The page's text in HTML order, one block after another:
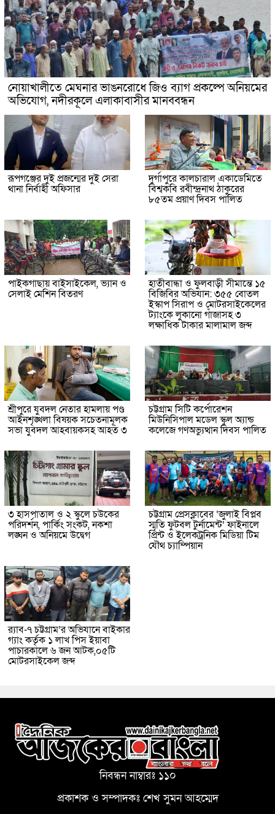
নোয়াখালীতে মেঘনার ভাঙনরোধে জিও ব্যাগ প্রকল্পে অনিয়মের
অভিযোগ, নদীরকূলে এলাকাবাসীর মানববন্ধন
রূপগঞ্জের দুই প্রজন্মের দুই সেরা
থানা নির্বাহী অফিসার
দুর্গাপুরে কালচারাল একাডেমিতে
বিশ্বকবি রবীন্দ্রনাথ ঠাকুরের
৮৫তম প্রয়াণ দিবস পালিত
পাইকগাছায় বাইসাইকেল, ভ্যান ও
সেলাই মেশিন বিতরণ
হাতীবান্ধা ও ফুলবাড়ী সীমান্তে ১৫
বিজিবির অভিযান: ৩৫৫ বোতল
ইস্কাপ সিরাপ ও মোটরসাইকেলের
ট্যাংকে লুকানো গাঁজাসহ ৩
লক্ষাধিক টাকার মালামাল জব্দ
শ্রীপুরে যুবদল নেতার হামলায় পণ্ড
আইনশৃঙ্খলা বিষয়ক সচেতনামূলক
সভা যুবদল আহবায়কসহ আহত ৩
চট্টগ্রাম সিটি কর্পোরেশন
মিউনিসিপাল মডেল স্কুল অ্যান্ড
কলেজে গণঅভ্যুত্থান দিবস পালিত
৩ হাসপাতাল ও ২ স্কুলে চউকের
পরিদর্শন, পার্কিং সংকট, নকশা
লঙ্ঘন ও অনিয়মে উদ্বেগ
চট্টগ্রাম প্রেসক্লাবের ‘জুলাই বিপ্লব
স্মৃতি ফুটবল টুর্নামেন্ট’ ফাইনালে
প্রিন্ট ও ইলেকট্রনিক মিডিয়া টিম
যৌথ চ্যাম্পিয়ান
র‌্যাব-৭ চট্টগ্রাম’র অভিযানে বাইকার
গ্যাং কর্তৃক ১ লাখ পিস ইয়াবা
পাচারকালে ৬ জন আটক,০৫টি
মোটরসাইকেল জব্দ
নিবন্ধন নাম্বারঃ ১১০
প্রকাশক ও সম্পাদকঃ শেখ সুমন আহম্মেদ